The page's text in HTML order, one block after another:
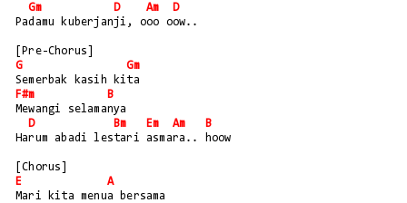
Gm
D Am
D
Padamu kuberjanji, ooo oow..
[Pre-Chorus]
G
Gm
Semerbak kasih kita
F#m
B
Mewangi selamanya
D
Bm Em Am
B
Harum abadi lestari asmara.. hoow
[Chorus]
E
A
Mari kita menua bersama